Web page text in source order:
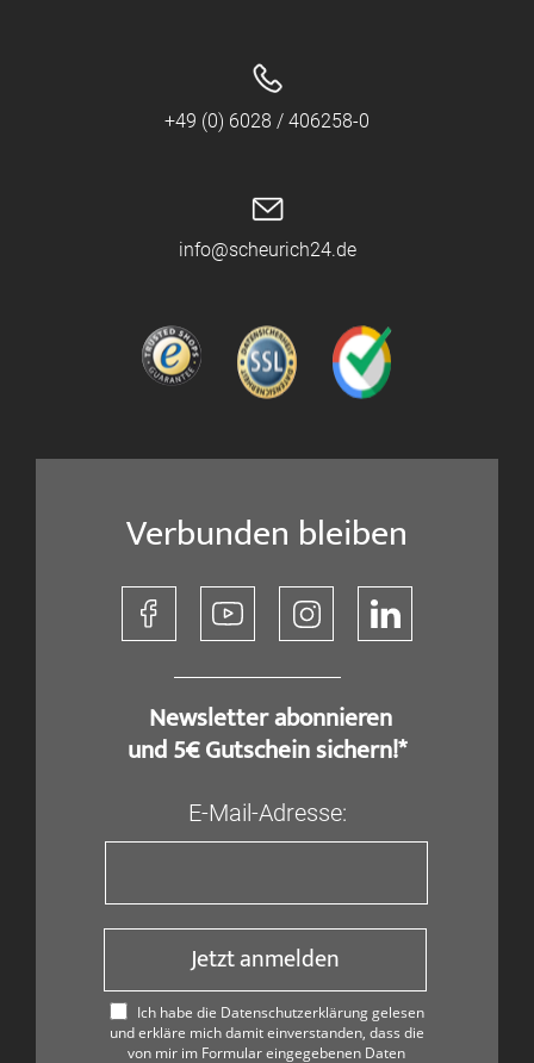
+49 (0) 6028 / 406258-0
info@scheurich24.de
Verbunden bleiben
​ Newsletter abonnieren
und 5€ Gutschein sichern!*
E-Mail-Adresse:
Jetzt anmelden
Ich habe die Datenschutzerklärung gelesen
und erkläre mich damit einverstanden, dass die
von mir im Formular eingegebenen Daten